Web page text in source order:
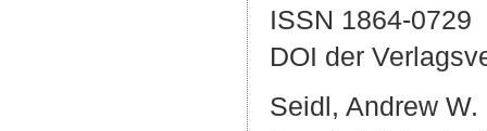
ISSN 1864-0729
DOI der
Seidl, Andrew W.